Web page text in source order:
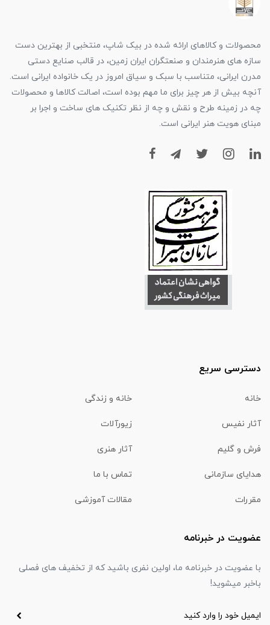
محصولات و کالاهای ارائه شده در بیک شاپ، منتخبی از بهترین دست
سازه های هنرمندان و صنعتگران ایران زمین، در قالب صنایع دستی
مدرن ایرانی، متناسب با سبک و سیاق امروز در یک خانواده ایرانی است.
آنچه بیش از هر چیز برای ما مهم بوده است، اصالت کالاها و محصولات
چه در زمینه طرح و نقش و چه از نظر تکنیک های ساخت و اجرا بر
مبنای هویت هنر ایرانی است.
دسترسی سریع
خانه خانه و زندگی
آثار نفیس زیورآلات
فرش و گلیم آثار هنری
هدایای سازمانی تماس با ما
مقررات مقالات آموزشی
عضویت در خبرنامه
با عضویت در خبرنامه ما، اولین نفری باشید که از تخفیف های فصلی
باخبر میشوید!